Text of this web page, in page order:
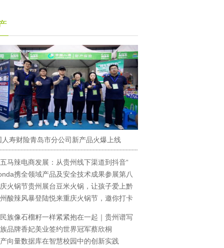
人寿财险青岛市分公司新产品火爆上线
马辣电商发展：从贵州线下渠道到抖音“
携全领域产品及安全技术成果参展第八
火锅节贵州展台豆米火锅，让孩子爱上黔
酸辣风暴登陆悦来重庆火锅节，邀你打卡
族像石榴籽一样紧紧抱在一起｜贵州谱写
品牌香妃美业签约世界冠军蔡欣桐
向量数据库在智慧校园中的创新实践